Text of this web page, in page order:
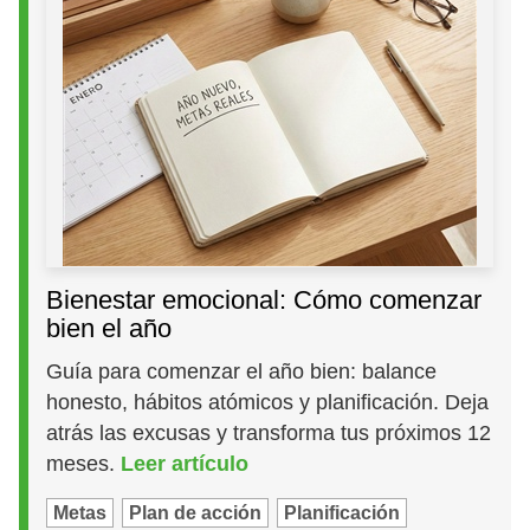
Bienestar emocional: Cómo comenzar
bien el año
Guía para comenzar el año bien: balance
honesto, hábitos atómicos y planificación. Deja
atrás las excusas y transforma tus próximos 12
meses. Leer artículo
Metas Plan de acción Planificación